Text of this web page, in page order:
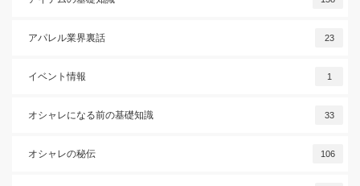
アパレル業界裏話 23
イベント情報 1
オシャレになる前の基礎知識 33
オシャレの秘伝 106